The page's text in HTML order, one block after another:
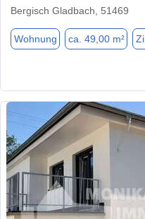
Bergisch Gladbach, 51469
Wohnung ca. 49,00 m²